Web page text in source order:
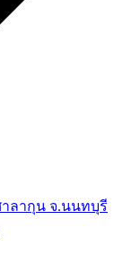
ลากุน จ.นนทบุรี